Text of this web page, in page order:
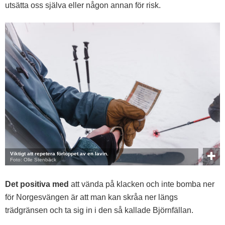
utsätta oss själva eller någon annan för risk.
Viktigt att repetera förloppet av en lavin.
Foto: Olle Stenbäck
Det positiva med att vända på klacken och inte bomba ner
för Norgesvängen är att man kan skråa ner längs
trädgränsen och ta sig in i den så kallade Björnfällan.